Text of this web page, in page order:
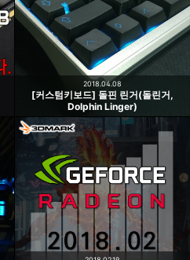
[커스텀키보드] 돌핀 린거(돌린거,
Dolphin Linger)
2018.04.08